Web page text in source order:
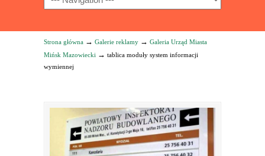
Strona główna → Galerie reklamy → Galeria Urząd Miasta
Mińsk Mazowiecki → tablica moduły system informacji
wymiennej